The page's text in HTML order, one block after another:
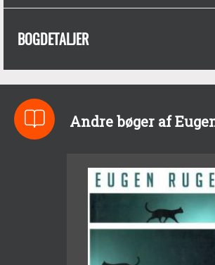
BOGDETALJER
Andre bøger af